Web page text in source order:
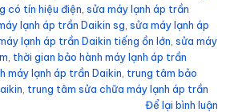
có tín hiệu điện sửa máy lạnh áp trần
lạnh áp trần Daikin sg sửa máy lạnh áp
lạnh áp trần Daikin tiếng ồn lớn sửa máy
thời gian bảo hành máy lạnh áp trần
máy lạnh áp trần Daikin trung tâm bảo
trung tâm sửa chữa máy lạnh áp trần
Để lại bình luận